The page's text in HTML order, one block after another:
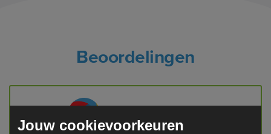
Beoordelingen
Jouw cookievoorkeuren